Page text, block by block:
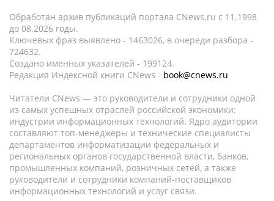
Обработан архив публикаций портала CNews.ru c 11.1998
до 08.2026 годы.
Ключевых фраз выявлено - 1463026, в очереди разбора -
724632.
Создано именных указателей - 199124.
Редакция Индексной книги CNews - book@cnews.ru
Читатели CNews — это руководители и сотрудники одной
из самых успешных отраслей российской экономики:
индустрии информационных технологий. Ядро аудитории
составляют топ-менеджеры и технические специалисты
департаментов информатизации федеральных и
региональных органов государственной власти, банков,
промышленных компаний, розничных сетей, а также
руководители и сотрудники компаний-поставщиков
информационных технологий и услуг связи.